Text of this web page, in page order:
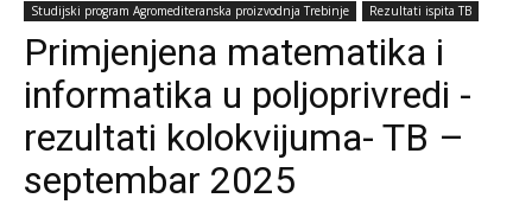
Studijski program Agromediteranska proizvodnja Trebinje Rezultati ispita TB
Primjenjena matematika i
informatika u poljoprivredi -
rezultati kolokvijuma- TB –
septembar 2025